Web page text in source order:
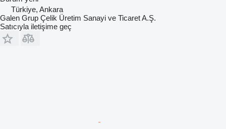
Türkiye, Ankara
Galen Grup Çelik Üretim Sanayi ve Ticaret A.Ş.
Satıcıyla iletişime geç